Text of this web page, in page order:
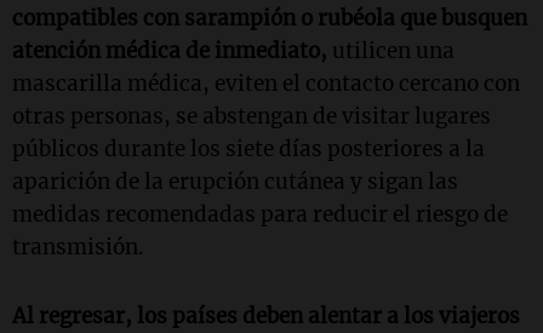
compatibles con sarampión o rubéola que busquen
atención médica de inmediato, utilicen una
mascarilla médica, eviten el contacto cercano con
otras personas, se abstengan de visitar lugares
públicos durante los siete días posteriores a la
aparición de la erupción cutánea y sigan las
medidas recomendadas para reducir el riesgo de
transmisión.
Al regresar, los países deben alentar a los viajeros